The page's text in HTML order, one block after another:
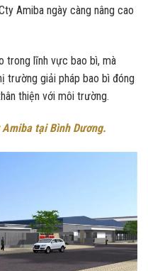
Amiba ngày càng nâng cao
trong lĩnh vực bao bì, mà
trường giải pháp bao bì đóng
thiện với môi trường.
tại Bình Dương.